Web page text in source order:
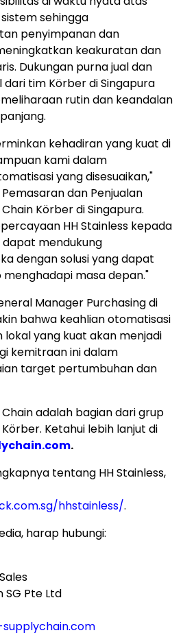
sehingga
penyimpanan dan
keakuratan dan
Dukungan purna jual dan
tim Körber di Singapura
rutin dan keandalan
kehadiran yang kuat di
kami dalam
yang disesuaikan,"
Pemasaran dan Penjualan
Körber di Singapura.
HH Stainless kepada
mendukung
dengan solusi yang dapat
masa depan."
Manager Purchasing di
bahwa keahlian otomatisasi
lokal yang kuat akan menjadi
kemitraan ini dalam
target pertumbuhan dan
Chain adalah bagian dari grup
Ketahui lebih lanjut di
.
tentang HH Stainless,
hhstainless/.
harap hubungi:
SG Pte Ltd